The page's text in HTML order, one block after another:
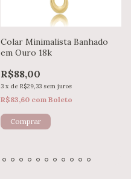
Colar Minimalista Banhado
em Ouro 18k
R$88,00
3 x de R$29,33 sem juros
R$83,60 com Boleto
Comprar